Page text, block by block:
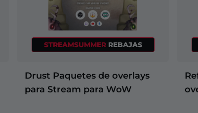
STREAMSUMMER REBAJAS
Drust Paquetes de overlays
para Stream para WoW